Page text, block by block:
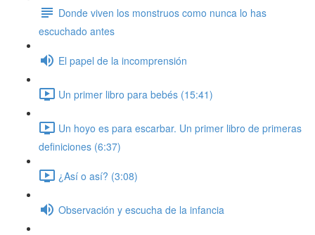
Donde viven los monstruos como nunca lo has
escuchado antes
El papel de la incomprensión
Un primer libro para bebés (15:41)
Un hoyo es para escarbar. Un primer libro de primeras
definiciones (6:37)
¿Así o así? (3:08)
Observación y escucha de la infancia